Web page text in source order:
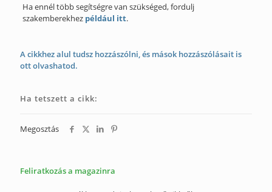
Ha ennél több segítségre van szükséged, fordulj
szakemberekhez például itt.
A cikkhez alul tudsz hozzászólni, és mások hozzászólásait is
ott olvashatod.
Ha tetszett a cikk:
Megosztás
Feliratkozás a magazinra